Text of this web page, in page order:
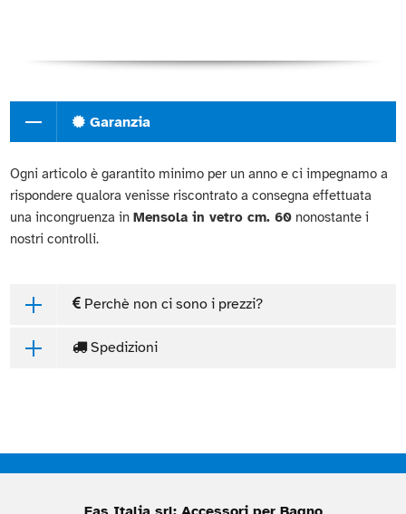
Garanzia
Ogni articolo è garantito minimo per un anno e ci impegnamo a
rispondere qualora venisse riscontrato a consegna effettuata
una incongruenza inMensola in vetro cm. 60 nonostante i
nostri controlli.
Perchè non ci sono i prezzi?
Spedizioni